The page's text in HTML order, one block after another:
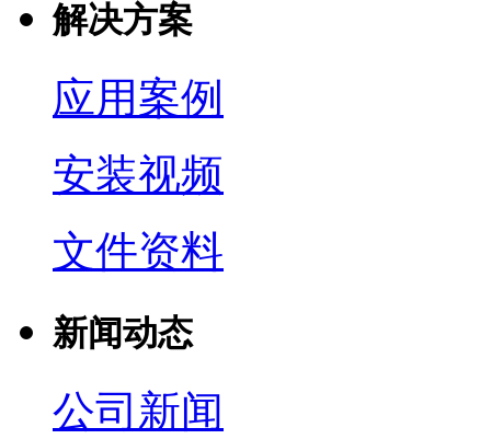
解决方案
应用案例
安装视频
文件资料
新闻动态
公司新闻